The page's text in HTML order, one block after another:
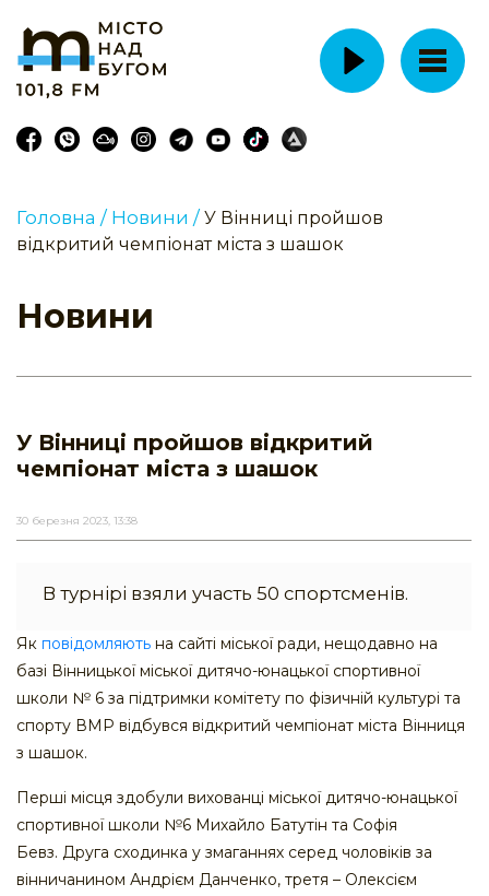
Головна / Новини / У Вінниці пройшов
відкритий чемпіонат міста з шашок
Новини
У Вінниці пройшов відкритий
чемпіонат міста з шашок
30 березня 2023, 13:38
В турнірі взяли участь 50 спортсменів.
Як повідомляють на сайті міської ради, нещодавно на
базі Вінницької міської дитячо-юнацької спортивної
школи № 6 за підтримки комітету по фізичній культурі та
спорту ВМР відбувся відкритий чемпіонат міста Вінниця
з шашок.
Перші місця здобули вихованці міської дитячо-юнацької
спортивної школи №6 Михайло Батутін та Софія
Бевз. Друга сходинка у змаганнях серед чоловіків за
вінничанином Андрієм Данченко, третя – Олексієм